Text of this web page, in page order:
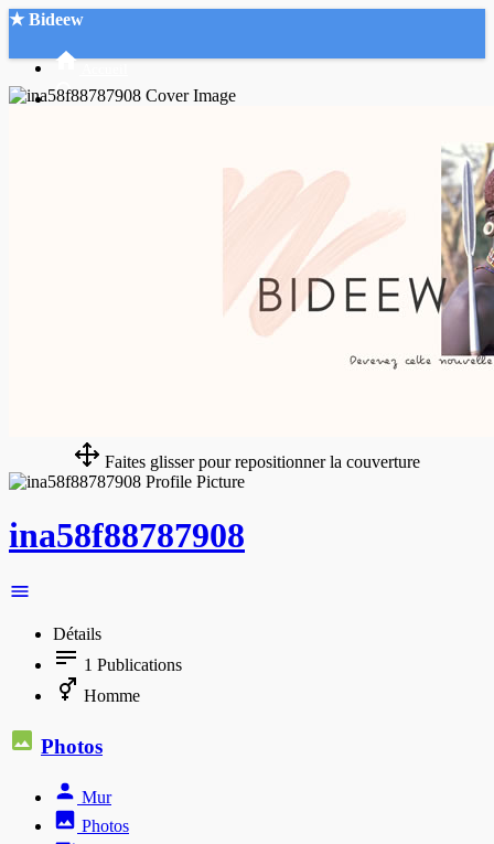
★ Bideew
Faites glisser pour repositionner la couverture
ina58f88787908
Détails
1 Publications
Homme
Photos
Mur
Photos